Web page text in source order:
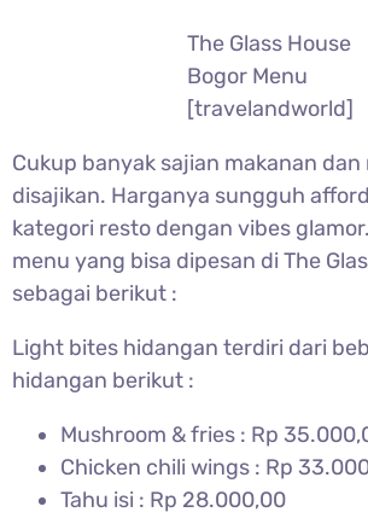
The Glass House
Bogor Menu
[travelandworld]
Cukup banyak sajian makanan
disajikan. Harganya sungguh
kategori resto dengan vibes
menu yang bisa dipesan di The
sebagai berikut :
Light bites hidangan terdiri dari
hidangan berikut :
Mushroom & fries : Rp
Chicken chili wings : Rp
Tahu isi : Rp 28.000,00